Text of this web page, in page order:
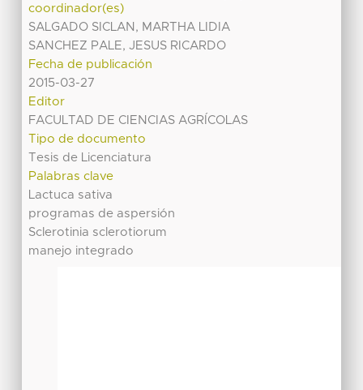
coordinador(es)
SALGADO SICLAN, MARTHA LIDIA
SANCHEZ PALE, JESUS RICARDO
Fecha de publicación
2015-03-27
Editor
FACULTAD DE CIENCIAS AGRÍCOLAS
Tipo de documento
Tesis de Licenciatura
Palabras clave
Lactuca sativa
programas de aspersión
Sclerotinia sclerotiorum
manejo integrado